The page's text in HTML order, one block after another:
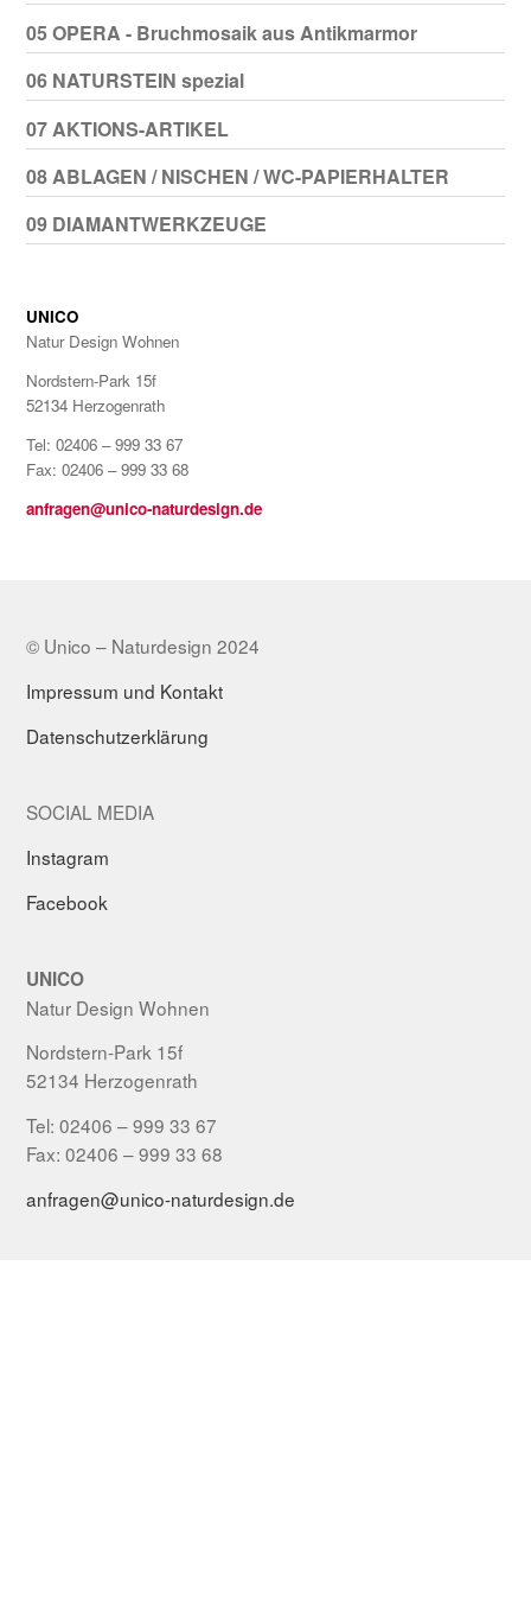
05 OPERA - Bruchmosaik aus Antikmarmor
06 NATURSTEIN spezial
07 AKTIONS-ARTIKEL
08 ABLAGEN / NISCHEN / WC-PAPIERHALTER
09 DIAMANTWERKZEUGE
UNICO
Natur Design Wohnen
Nordstern-Park 15f
52134 Herzogenrath
Tel: 02406 – 999 33 67
Fax: 02406 – 999 33 68
anfragen@unico-naturdesign.de
© Unico – Naturdesign 2024
Impressum und Kontakt
Datenschutzerklärung
SOCIAL MEDIA
Instagram
Facebook
UNICO
Natur Design Wohnen
Nordstern-Park 15f
52134 Herzogenrath
Tel: 02406 – 999 33 67
Fax: 02406 – 999 33 68
anfragen@unico-naturdesign.de